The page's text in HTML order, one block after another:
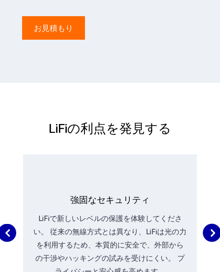
お見積もり
LiFiの利点を発見する
強固なセキュリティ
LiFiで新しいレベルの保護を体験してくださ
い。 従来の無線方式とは異なり、LiFiは光の力
を利用するため、本質的に安全で、外部から
の干渉やハッキングの試みを受けにくい。 プ